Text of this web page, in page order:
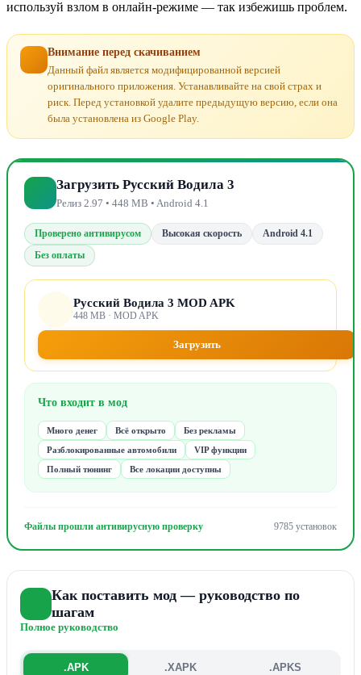
используй взлом в онлайн-режиме — так избежишь проблем.
Внимание перед скачиванием
Данный файл является модифицированной версией
оригинального приложения. Устанавливайте на свой страх и
риск. Перед установкой удалите предыдущую версию, если она
была установлена из Google Play.
Загрузить Русский Водила 3
Релиз 2.97 • 448 MB • Android 4.1
Проверено антивирусом Высокая скорость
Android 4.1
Без оплаты
Русский Водила 3 MOD APK
448 MB · MOD APK
Загрузить
Что входит в мод
Много денег Всё открыто
Без рекламы
Разблокированные автомобили
VIP функции
Полный тюнинг
Все локации доступны
Файлы прошли антивирусную проверку 9785 установок
Как поставить мод — руководство по
шагам
Полное руководство
.APK .XAPK .APKS